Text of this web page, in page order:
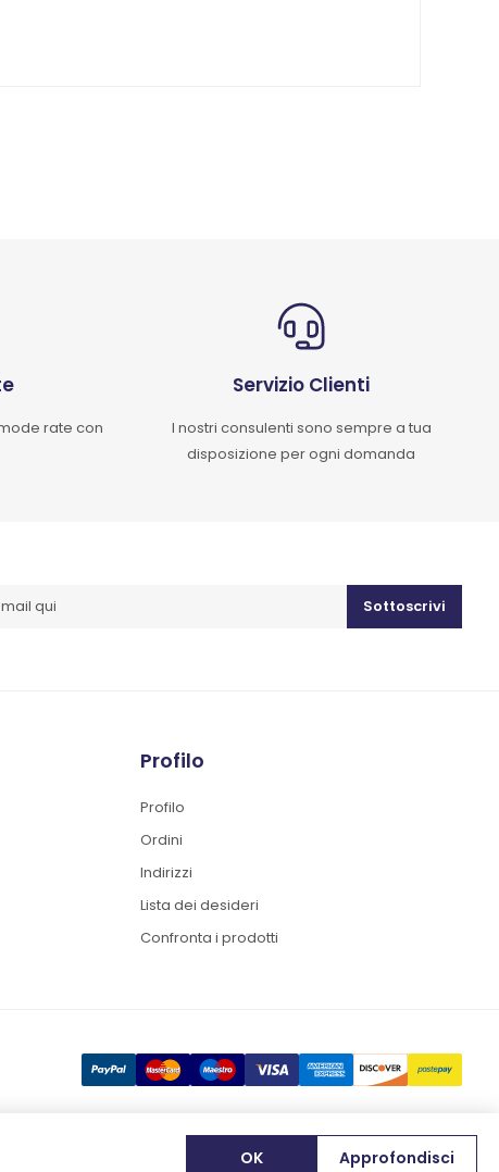
rate con
Servizio Clienti
I nostri consulenti sono sempre a tua
disposizione per ogni domanda
Sottoscrivi
Profilo
Profilo
Ordini
Indirizzi
Lista dei desideri
Confronta i prodotti
e-direct.it Powered bynopCommerce
OK Approfondisci